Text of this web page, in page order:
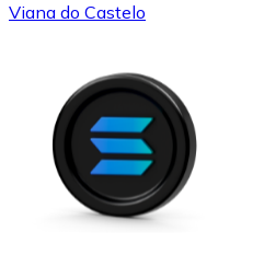
Viana do Castelo